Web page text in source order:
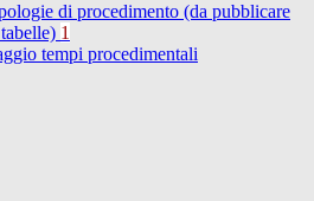
di procedimento (da pubblicare
1
tempi procedimentali